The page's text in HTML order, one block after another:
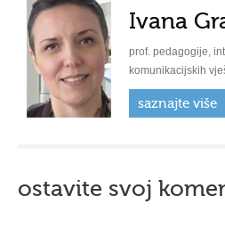
Ivana
prof. pedagogije,
komunikacijskih
saznajte više
ostavite svoj